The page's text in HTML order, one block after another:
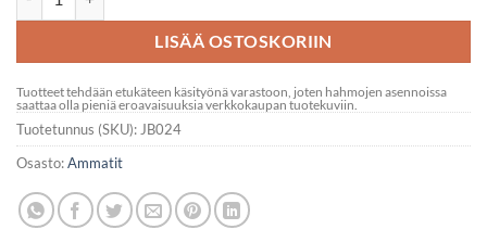
LISÄÄ OSTOSKORIIN
Tuotteet tehdään etukäteen käsityönä varastoon, joten hahmojen asennoissa
saattaa olla pieniä eroavaisuuksia verkkokaupan tuotekuviin.
Tuotetunnus (SKU): JB024
Osasto:Ammatit